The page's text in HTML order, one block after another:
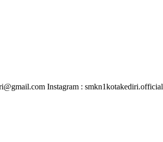
Instagram : smkn1kotakediri.official